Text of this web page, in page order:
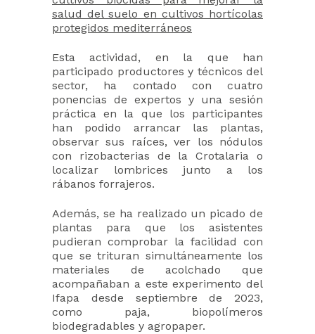
salud del suelo en cultivos hortícolas
protegidos mediterráneos
Esta actividad, en la que han
participado productores y técnicos del
sector, ha contado con cuatro
ponencias de expertos y una sesión
práctica en la que los participantes
han podido arrancar las plantas,
observar sus raíces, ver los nódulos
con rizobacterias de la Crotalaria o
localizar lombrices junto a los
rábanos forrajeros.
Además, se ha realizado un picado de
plantas para que los asistentes
pudieran comprobar la facilidad con
que se trituran simultáneamente los
materiales de acolchado que
acompañaban a este experimento del
Ifapa desde septiembre de 2023,
como paja, biopolímeros
biodegradables y agropaper.